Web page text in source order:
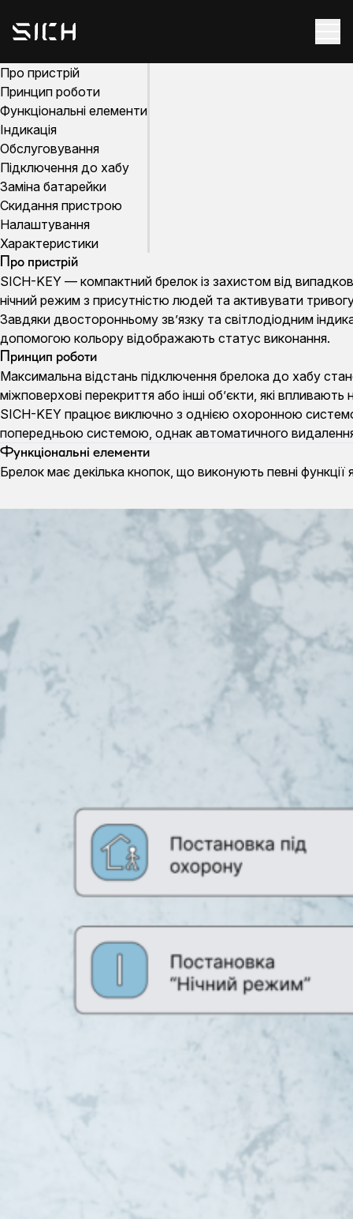
Про пристрій
Принцип роботи
Функціональні елементи
Індикація
Обслуговування
Підключення до хабу
Заміна батарейки
Скидання пристрою
Налаштування
Характеристики
Про пристрій
SICH-KEY — компактний брелок із захистом від
нічний режим з присутністю людей та активувати
Завдяки двосторонньому зв’язку та світлодіодним
допомогою кольору відображають статус виконання.
Принцип роботи
Максимальна відстань підключення брелока до хабу
міжповерхові перекриття або інші об’єкти, які
SICH-KEY працює виключно з однією охоронною
попередньою системою, однак автоматичного
Функціональні елементи
Брелок має декілька кнопок, що виконують певні функції